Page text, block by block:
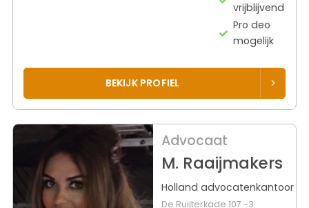
vrijblijvend
Pro deo
mogelijk
BEKIJK PROFIEL
Advocaat
M. Raaijmakers
Holland advocatenkantoor
De Ruijterkade 107 -3